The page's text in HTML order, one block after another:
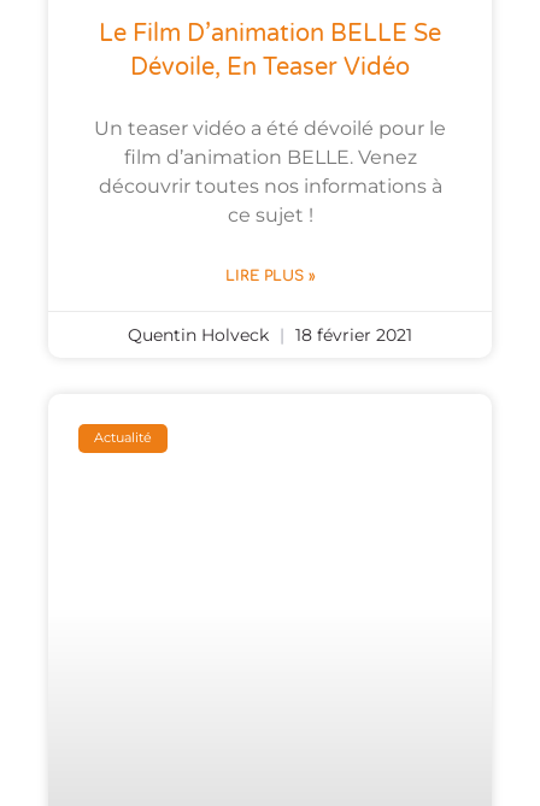
Le Film D’animation BELLE Se
Dévoile, En Teaser Vidéo
Un teaser vidéo a été dévoilé pour le
film d’animation BELLE. Venez
découvrir toutes nos informations à
ce sujet !
LIRE PLUS »
Quentin Holveck 18 février 2021
Actualité